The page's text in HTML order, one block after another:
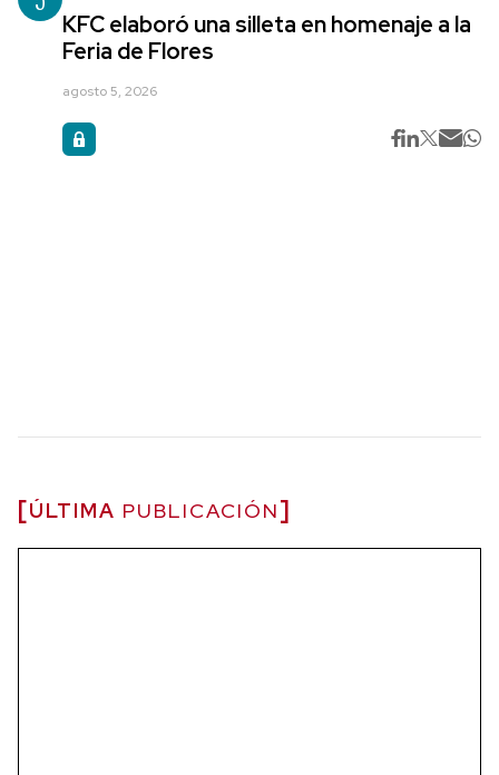
KFC elaboró una silleta en homenaje a la
Feria de Flores
agosto 5, 2026
ÚLTIMA PUBLICACIÓN